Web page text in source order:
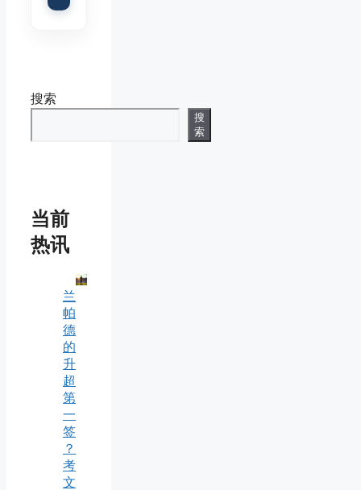
搜索
搜
索
当前
热讯
兰
帕
德
的
升
超
第
一
签
？
考
文